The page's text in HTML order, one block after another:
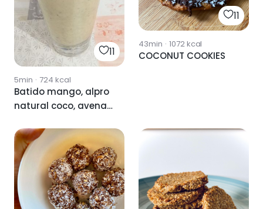
11
5min · 724 kcal
Batido mango, alpro
natural coco, avena
11
43min · 1072kcal
COCONUT COOKIES